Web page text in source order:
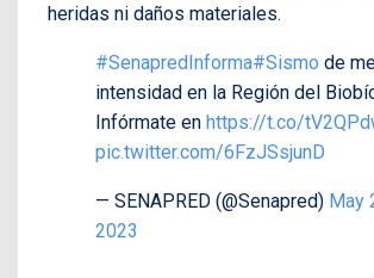
heridas ni daños materiales.
#SenapredInforma#Sismo de
intensidad en la Región del
Infórmate en https://t.co/
pic.twitter.com/6FzJSsjunD
— SENAPRED (@Senapred) May
2023